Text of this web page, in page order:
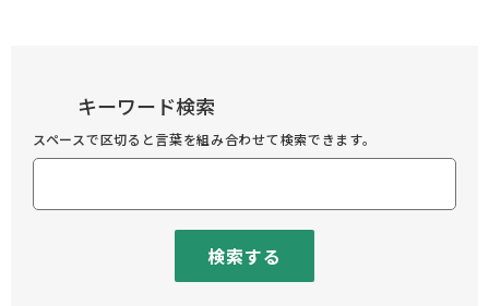
キーワード検索
スペースで区切ると言葉を組み合わせて検索できます。
検索する